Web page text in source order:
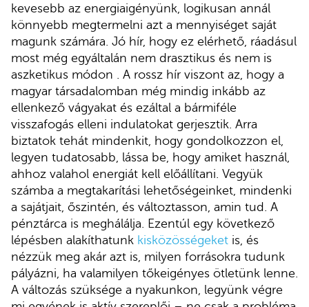
kevesebb az energiaigényünk, logikusan annál
könnyebb megtermelni azt a mennyiséget saját
magunk számára. Jó hír, hogy ez elérhető, ráadásul
most még egyáltalán nem drasztikus és nem is
aszketikus módon . A rossz hír viszont az, hogy a
magyar társadalomban még mindig inkább az
ellenkező vágyakat és ezáltal a bármiféle
visszafogás elleni indulatokat gerjesztik. Arra
biztatok tehát mindenkit, hogy gondolkozzon el,
legyen tudatosabb, lássa be, hogy amiket használ,
ahhoz valahol energiát kell előállítani. Vegyük
számba a megtakarítási lehetőségeinket, mindenki
a sajátjait, őszintén, és változtasson, amin tud. A
pénztárca is meghálálja. Ezentúl egy következő
lépésben alakíthatunk kisközösségeket is, és
nézzük meg akár azt is, milyen forrásokra tudunk
pályázni, ha valamilyen tőkeigényes ötletünk lenne.
A változás szüksége a nyakunkon, legyünk végre